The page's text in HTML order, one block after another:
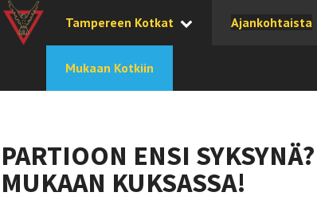
Tampereen Kotkat Ajankohtaista
Mukaan Kotkiin
PARTIOON ENSI
MUKAAN KUKSASSA!